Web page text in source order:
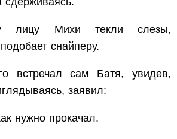
лицу Михи текли слезы,
снайперу.
встречал сам Батя, увидев,
заявил:
нужно прокачал.